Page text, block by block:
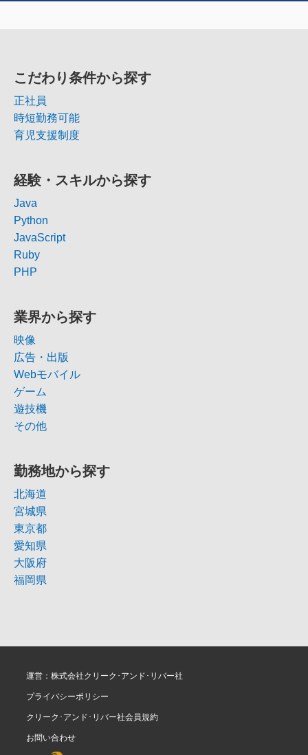
こだわり条件から探す
正社員
時短勤務可能
育児支援制度
経験・スキルから探す
Java
Python
JavaScript
Ruby
PHP
業界から探す
映像
広告・出版
Webモバイル
ゲーム
遊技機
その他
勤務地から探す
北海道
宮城県
東京都
愛知県
大阪府
福岡県
運営：株式会社クリーク･アンド･リバー社
プライバシーポリシー
クリーク･アンド･リバー社会員規約
お問い合わせ